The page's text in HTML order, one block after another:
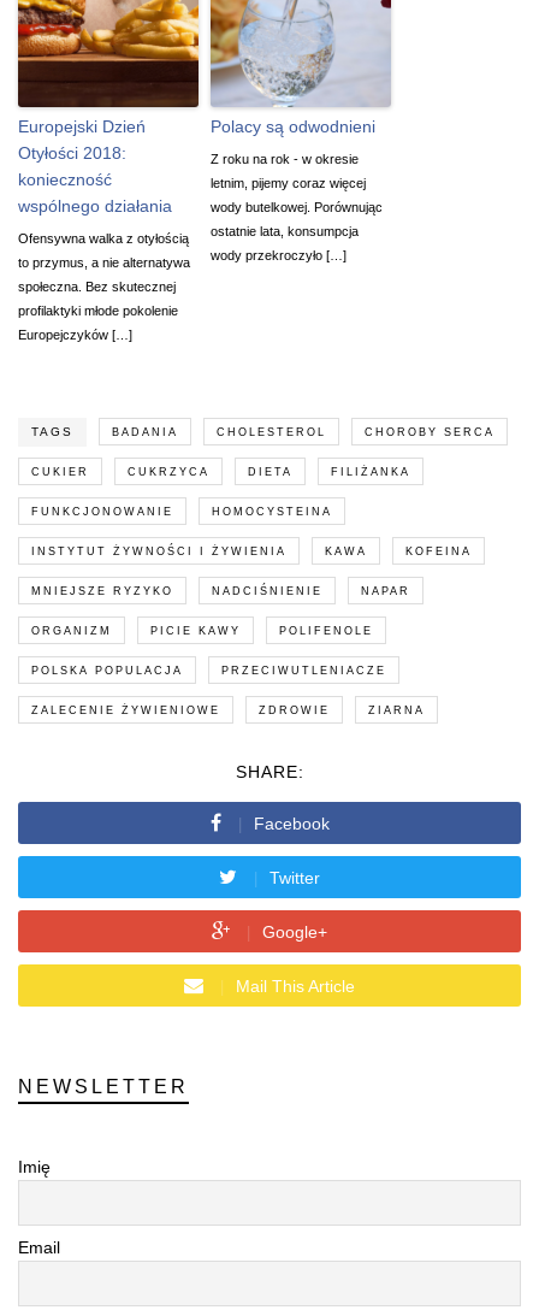
Europejski Dzień
Otyłości 2018:
konieczność
wspólnego działania
Ofensywna walka z otyłością
to przymus, a nie alternatywa
społeczna. Bez skutecznej
profilaktyki młode pokolenie
Europejczyków […]
Polacy są odwodnieni
Z roku na rok - w okresie
letnim, pijemy coraz więcej
wody butelkowej. Porównując
ostatnie lata, konsumpcja
wody przekroczyło […]
TAGS BADANIA CHOLESTEROL CHOROBY SERCA
CUKIER CUKRZYCA DIETA FILIŻANKA
FUNKCJONOWANIE HOMOCYSTEINA
INSTYTUT ŻYWNOŚCI I ŻYWIENIA KAWA KOFEINA
MNIEJSZE RYZYKO NADCIŚNIENIE NAPAR
ORGANIZM PICIE KAWY POLIFENOLE
POLSKA POPULACJA PRZECIWUTLENIACZE
ZALECENIE ŻYWIENIOWE ZDROWIE ZIARNA
SHARE:
Facebook
Twitter
Google+
Mail This Article
NEWSLETTER
Imię
Email